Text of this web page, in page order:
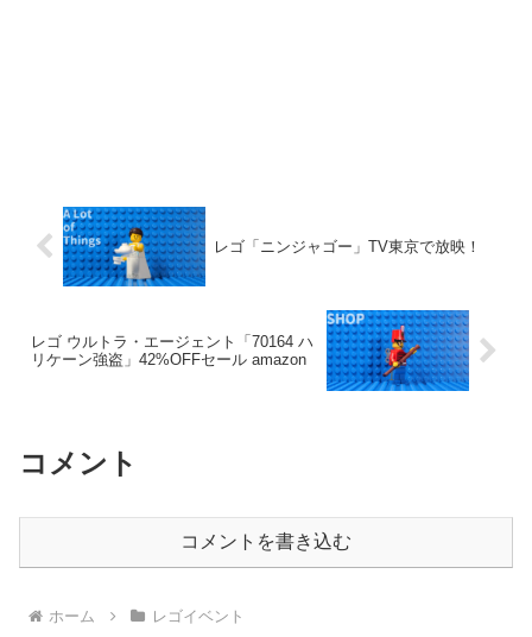
レゴ「ニンジャゴー」TV東京で放映！
レゴ ウルトラ・エージェント「70164 ハ
リケーン強盗」42%OFFセール amazon
コメント
コメントを書き込む
ホーム レゴイベント